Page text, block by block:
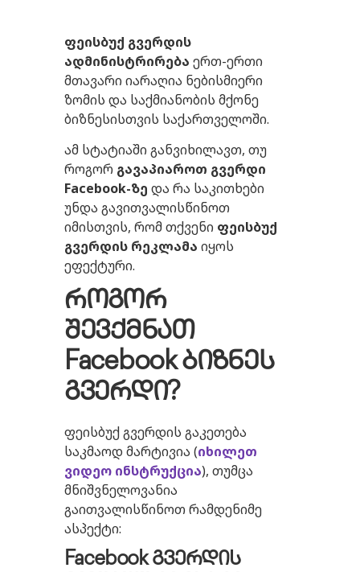
ფეისბუქ გვერდის
ადმინისტრირება ერთ-ერთი
მთავარი იარაღია ნებისმიერი
ზომის და საქმიანობის მქონე
ბიზნესისთვის საქართველოში.
ამ სტატიაში განვიხილავთ, თუ
როგორ გავაპიაროთ გვერდი
Facebook-ზე და რა საკითხები
უნდა გავითვალისწინოთ
იმისთვის, რომ თქვენი ფეისბუქ
გვერდის რეკლამა იყოს
ეფექტური.
როგორ
შევქმნათ
Facebookბიზნეს
გვერდი?
ფეისბუქ გვერდის გაკეთება
საკმაოდ მარტივია (იხილეთ
ვიდეო ინსტრუქცია), თუმცა
მნიშვნელოვანია
გაითვალისწინოთ რამდენიმე
ასპექტი:
Facebookგვერდის